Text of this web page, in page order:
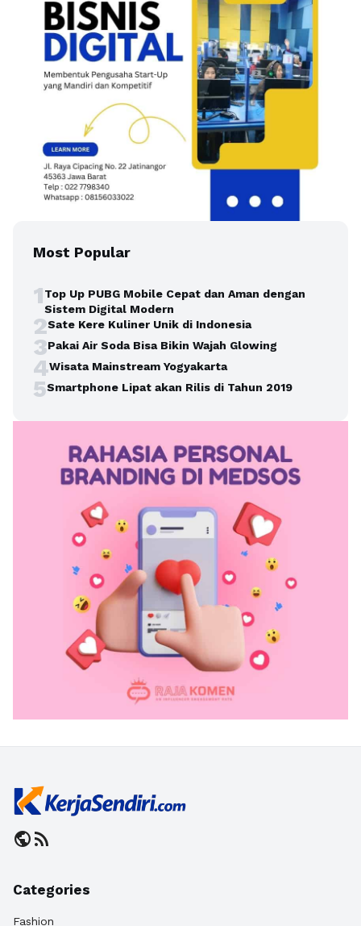
Most Popular
1Top Up PUBG Mobile Cepat dan Aman dengan
Sistem Digital Modern
2Sate Kere Kuliner Unik di Indonesia
3Pakai Air Soda Bisa Bikin Wajah Glowing
4Wisata Mainstream Yogyakarta
5Smartphone Lipat akan Rilis di Tahun 2019
publicrss_feed
Categories
Fashion